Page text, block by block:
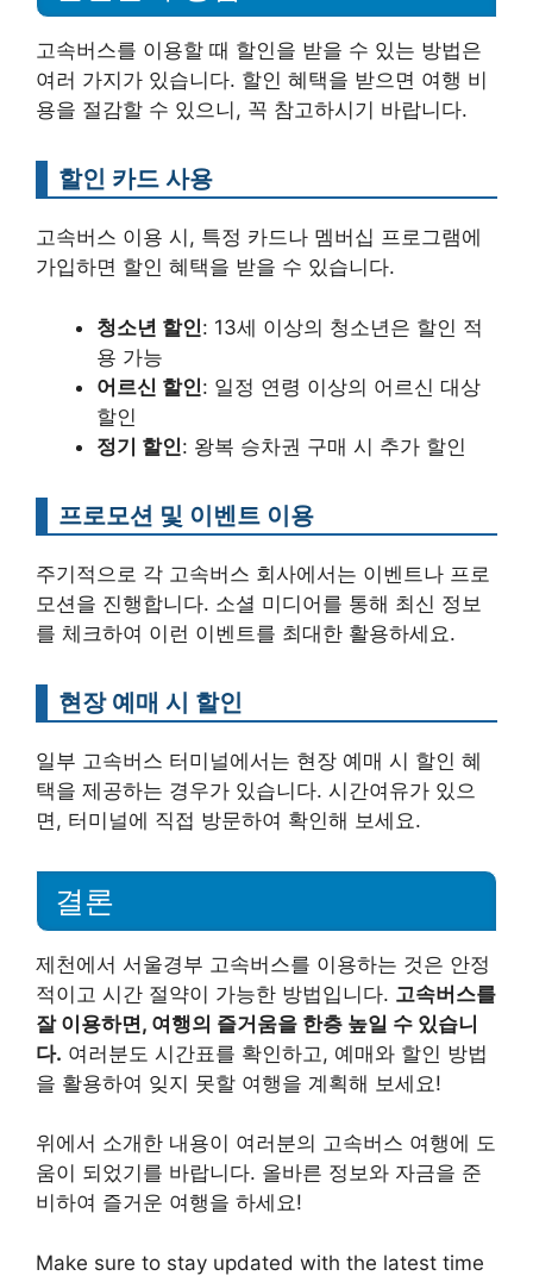
고속버스를 이용할 때 할인을 받을 수 있는 방법은
여러 가지가 있습니다. 할인 혜택을 받으면 여행 비
용을 절감할 수 있으니, 꼭 참고하시기 바랍니다.
할인 카드 사용
고속버스 이용 시, 특정 카드나 멤버십 프로그램에
가입하면 할인 혜택을 받을 수 있습니다.
청소년 할인: 13세 이상의 청소년은 할인 적
용 가능
어르신 할인: 일정 연령 이상의 어르신 대상
할인
정기 할인: 왕복 승차권 구매 시 추가 할인
프로모션 및 이벤트 이용
주기적으로 각 고속버스 회사에서는 이벤트나 프로
모션을 진행합니다. 소셜 미디어를 통해 최신 정보
를 체크하여 이런 이벤트를 최대한 활용하세요.
현장 예매 시 할인
일부 고속버스 터미널에서는 현장 예매 시 할인 혜
택을 제공하는 경우가 있습니다. 시간여유가 있으
면, 터미널에 직접 방문하여 확인해 보세요.
결론
제천에서 서울경부 고속버스를 이용하는 것은 안정
적이고 시간 절약이 가능한 방법입니다. 고속버스를
잘 이용하면, 여행의 즐거움을 한층 높일 수 있습니
다. 여러분도 시간표를 확인하고, 예매와 할인 방법
을 활용하여 잊지 못할 여행을 계획해 보세요!
위에서 소개한 내용이 여러분의 고속버스 여행에 도
움이 되었기를 바랍니다. 올바른 정보와 자금을 준
비하여 즐거운 여행을 하세요!
Make sure to stay updated with the latest time